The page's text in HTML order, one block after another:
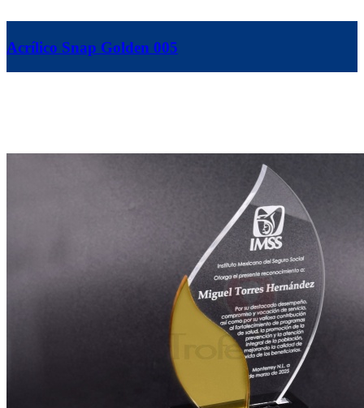
Acrílico Snap Golden 005